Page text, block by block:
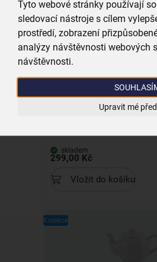
Tyto webové stránky používají
sledovací nástroje s cílem
prostředí, zobrazení
analýzy návštěvnosti webových
návštěvnosti.
Upravit mé
Vložit do košíku
skladem
299,00 Kč
Vložit do košíku
Kolekce